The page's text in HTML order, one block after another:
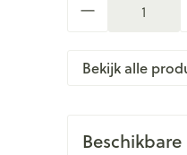
Bekijk alle